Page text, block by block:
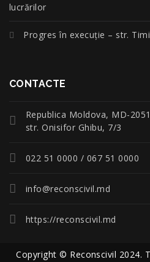
lucrărilor
Progres în execuție – str.
CONTACTE
Republica Moldova, MD-
str. Onisifor Ghibu, 7/3
022 51 0000 / 067 51 0000
info@reconscivil.md
https://reconscivil.md
Copyright © Reconscivil 2024.